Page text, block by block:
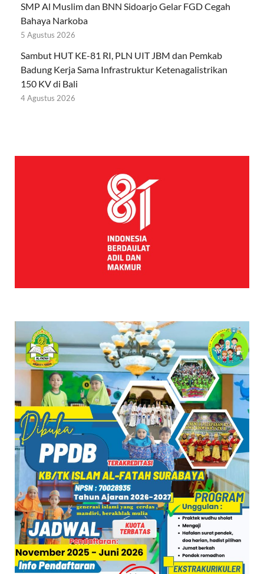
SMP Al Muslim dan BNN Sidoarjo Gelar FGD Cegah
Bahaya Narkoba
5 Agustus 2026
Sambut HUT KE-81 RI, PLN UIT JBM dan Pemkab
Badung Kerja Sama Infrastruktur Ketenagalistrikan
150 KV di Bali
4 Agustus 2026